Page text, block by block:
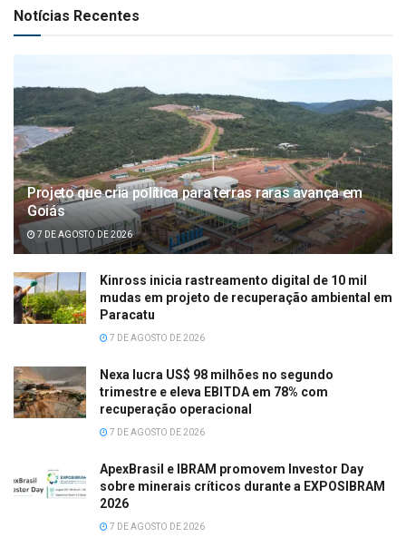
Notícias Recentes
Projeto que cria política para terras raras avança em
Goiás
7 DE AGOSTO DE 2026
Kinross inicia rastreamento digital de 10 mil
mudas em projeto de recuperação ambiental em
Paracatu
7 DE AGOSTO DE 2026
Nexa lucra US$ 98 milhões no segundo
trimestre e eleva EBITDA em 78% com
recuperação operacional
7 DE AGOSTO DE 2026
ApexBrasil e IBRAM promovem Investor Day
sobre minerais críticos durante a EXPOSIBRAM
2026
7 DE AGOSTO DE 2026